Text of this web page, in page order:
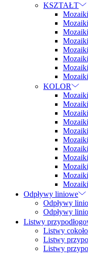
KSZTAŁT
Mozaiki
KOLOR
Odpływy liniowe
Odpływy
Odpływy
Listwy
Listwy
Listwy
Listwy